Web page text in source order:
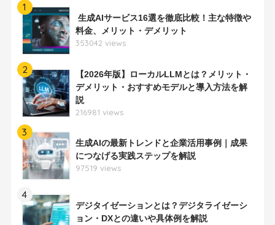
1
生成AIサービス16選を徹底比較！主な特徴や
料金、メリット・デメリット
353042 views
2
【2026年版】ローカルLLMとは？メリット・
デメリット・おすすめモデルと導入方法を解
説
216981 views
3
生成AIの最新トレンドと企業活用事例｜成果
につなげる実践ステップを解説
97519 views
4
デジタイゼーションとは？デジタライゼーシ
ョン・DXとの違いや具体例を解説